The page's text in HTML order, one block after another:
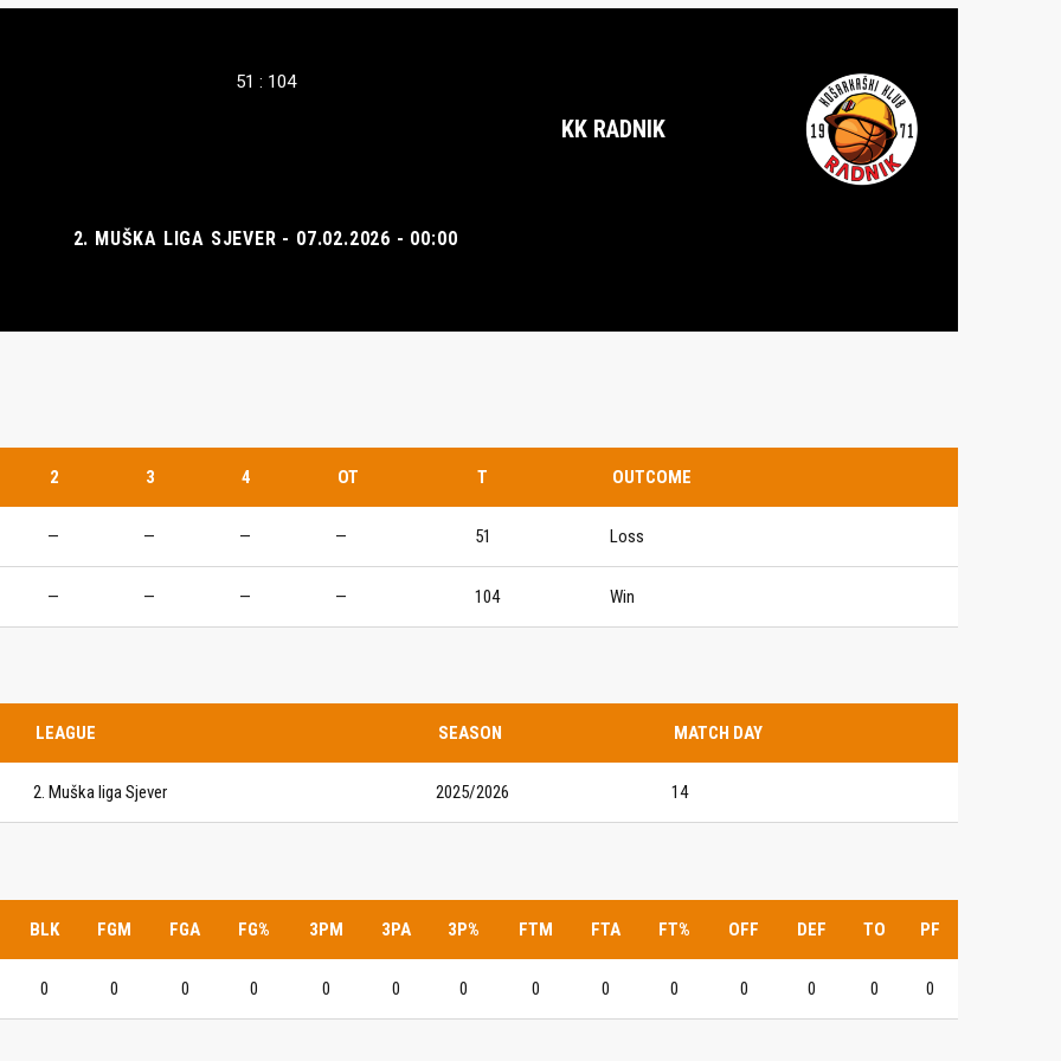
51 : 104
KK RADNIK
2. MUŠKA LIGA SJEVER - 07.02.2026 - 00:00
2 3 4 OT T OUTCOME
— — — — 51 Loss
— — — — 104 Win
LEAGUE SEASON MATCH DAY
2. Muška liga Sjever 2025/2026 14
BLK FGM FGA FG% 3PM 3PA 3P% FTM FTA FT% OFF DEF TO PF
0 0 0 0 0 0 0 0 0 0 0 0 0 0
trener seniorske
trenerski stožer
u revijalnoj utakmici
NCAA ekipu OBU
Pretkadeti U15